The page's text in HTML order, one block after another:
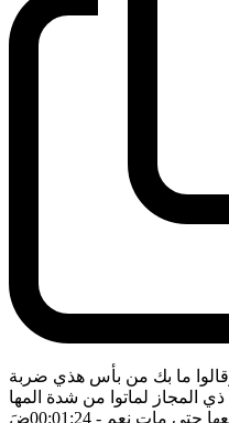
وقالوا ما بك من بأس هذي ضربة
المجاز لماتوا من شدة المها
حتى مات نعم - 00:01:24 ضَ